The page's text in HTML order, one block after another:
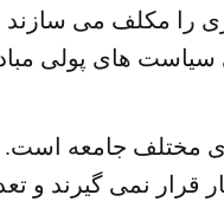
را مکلف می
مختلف جامعه
قرار نمی گیرند و